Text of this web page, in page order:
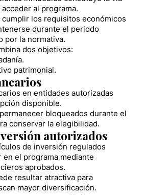
al programa.
cumplir los requisitos económicos
durante el periodo
por la normativa.
dos objetivos:
patrimonial.
en entidades autorizadas
disponible.
bloqueados durante el
conservar la elegibilidad.
autorizados
de inversión regulados
el programa mediante
aprobados.
resultar atractiva para
mayor diversificación.